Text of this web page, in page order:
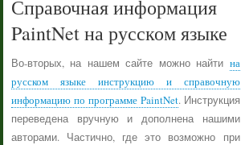
Справочная информация
PaintNet на русском языке
Во-вторых, на нашем сайте можно найти на
русском языке инструкцию и справочную
информацию по программе PaintNet. Инструкция
переведена вручную и дополнена нашими
авторами. Частично, где это возможно при